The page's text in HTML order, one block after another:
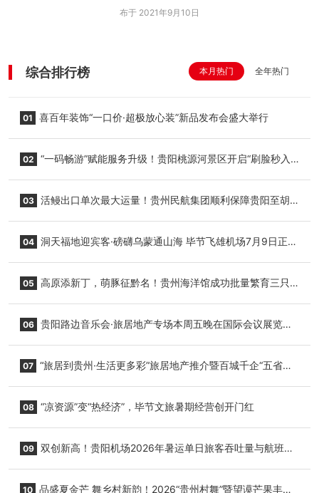
布于 2021年9月10日
综合排行榜 本月热门 全年热门
01 喜百年装饰“一口价·超极放心装”新品发布会盛大举行
02 “一码畅游”赋能服务升级！贵阳桃源河景区开启“刷脸秒入
03 活鳗出口单次最大运量！贵州民航集团顺利保障贵阳至胡
04 洞天福地迎宾客·磅礴乌蒙通山海 毕节飞雄机场7月9日正式
05 高原添新丁，萌豚征黔名！贵州海洋馆成功批量繁育三只
06 贵阳路边音乐会·旅居地产专场本周五晚在国际会议展览中
07 “旅居到贵州·生活更多彩”旅居地产推介暨百城千企“五省
08 “凉资源”变“热经济”，毕节文旅暑期经营创开门红
09 双创新高！贵阳机场2026年暑运单日旅客吞吐量与航班起
10 品盛夏金芒 舞乡村新韵！2026“贵州村舞”暨望谟芒果丰收